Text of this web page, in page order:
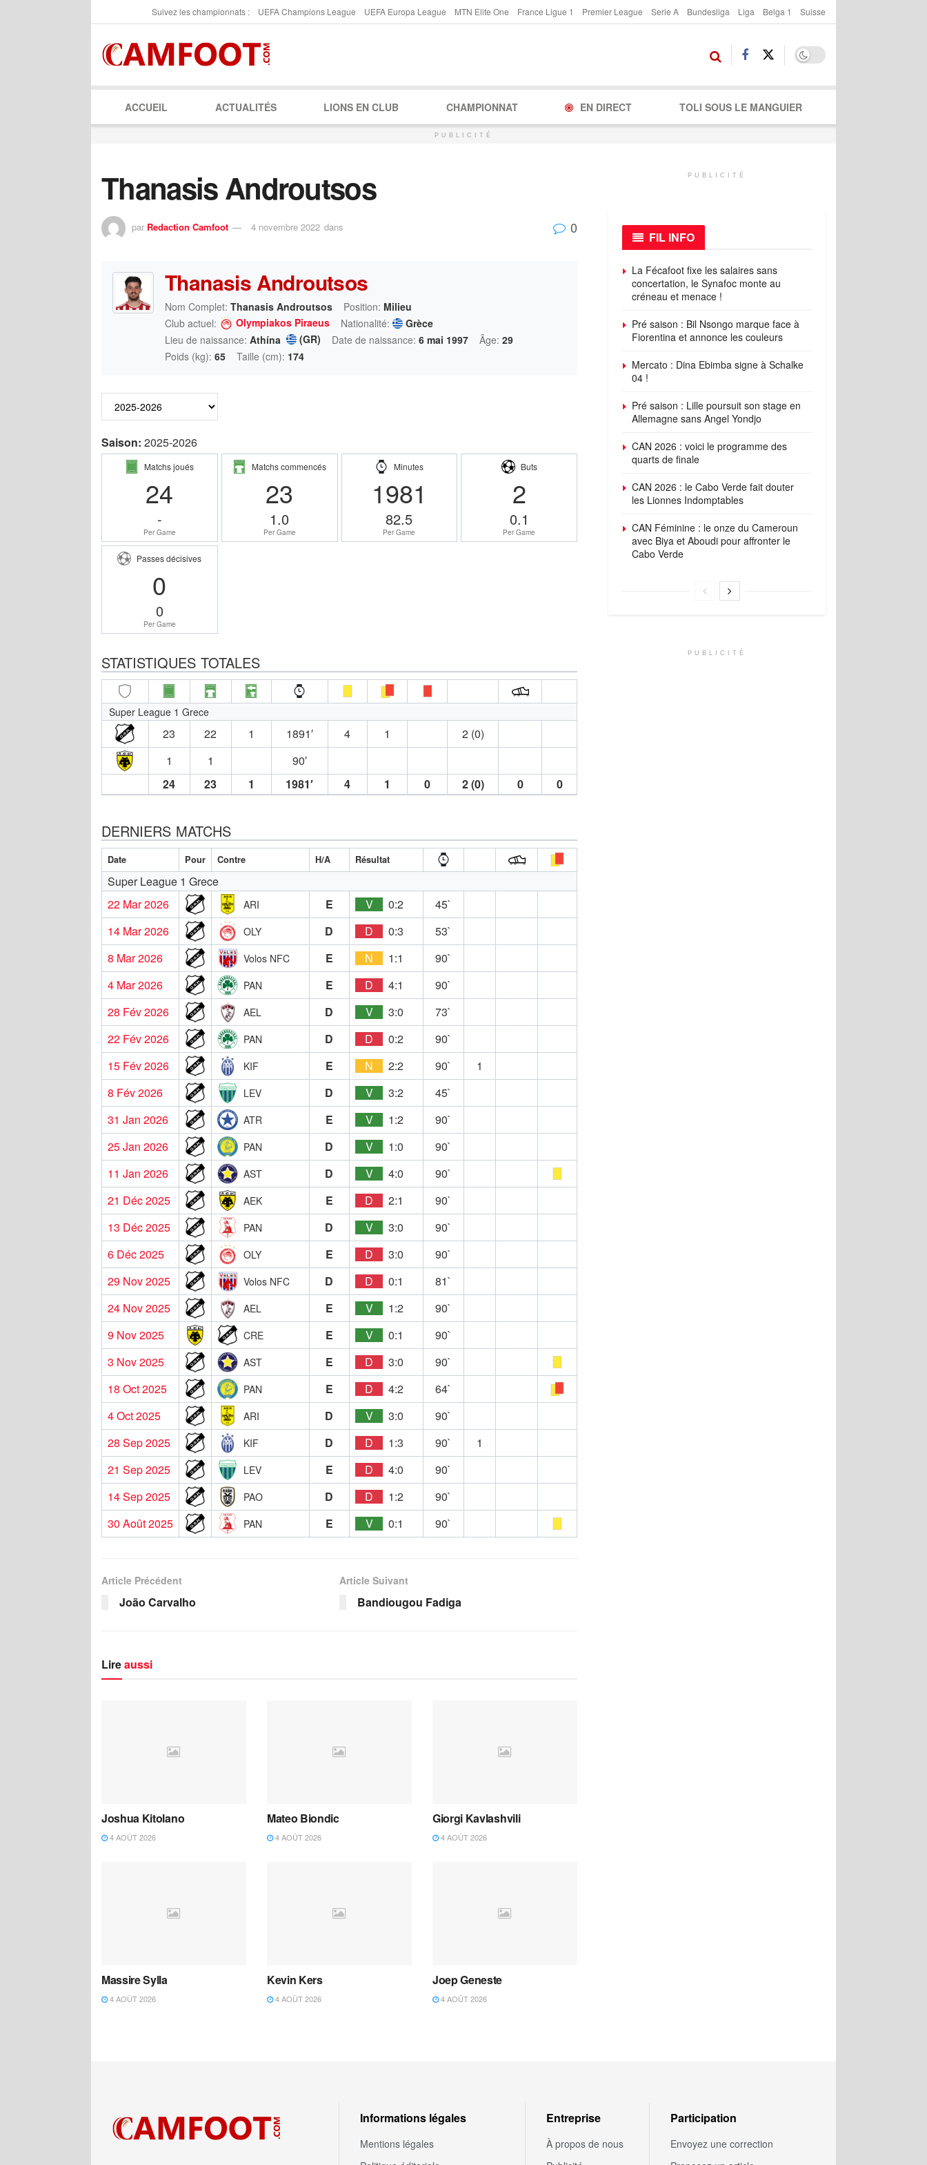
Suivez les championnats : UEFA Champions League UEFA Europa League MTN Elite One France Ligue 1 Premier League Serie A Bundesliga Liga Belga 1 Suisse
ACCUEIL ACTUALITÉS LIONS EN CLUB CHAMPIONNAT EN DIRECT TOLI SOUS LE MANGUIER
PUBLICITÉ
Thanasis Androutsos
par Redaction Camfoot 4 novembre 2022 dans 0
Thanasis Androutsos
Nom Complet: Thanasis Androutsos Position: Milieu
Club actuel:
Olympiakos Piraeus Nationalité:
Grèce
Lieu de naissance: Athína (GR) Date de naissance: 6 mai 1997 Âge: 29
Poids (kg): 65 Taille (cm): 174
Saison: 2025-2026
Matchs joués
24
-
Per Game
Matchs commencés
23
1.0
Per Game
Minutes
1981
82.5
Per Game
Buts
2
0.1
Per Game
Passes décisives
0
0
Per Game
STATISTIQUES TOTALES
Super League 1 Grece
23 22 1 1891′ 4 1
2 (0)
1
1
90′
24
23 1 1981′ 4 1 0 2 (0) 0 0
DERNIERS MATCHS
Date Pour Contre H/A Résultat
Super League 1 Grece
22 Mar 2026
ARI E V 0:2
45`
14 Mar 2026
OLY D D 0:3
53`
8 Mar 2026
Volos NFC E N 1:1
90`
4 Mar 2026
PAN E D 4:1
90`
28 Fév 2026
AEL D V 3:0
73`
22 Fév 2026
PAN D D 0:2
90`
15 Fév 2026
KIF E N 2:2 90`
1
8 Fév 2026
LEV D V 3:2
45`
31 Jan 2026
ATR E V 1:2
90`
25 Jan 2026
PAN D V 1:0
90`
11 Jan 2026
AST D V 4:0
90`
21 Déc 2025
AEK E D 2:1
90`
13 Déc 2025
PAN D V 3:0
90`
6 Déc 2025
OLY E D 3:0
90`
29 Nov 2025
Volos NFC D D 0:1
81`
24 Nov 2025
AEL E V 1:2
90`
9 Nov 2025
CRE E V 0:1
90`
3 Nov 2025
AST E D 3:0
90`
18 Oct 2025
PAN E D 4:2
64`
4 Oct 2025
ARI D V 3:0
90`
28 Sep 2025
KIF D D 1:3 90`
1
21 Sep 2025
LEV E D 4:0
90`
14 Sep 2025
PAO D D 1:2
90`
30 Août 2025
PAN E V 0:1 90`
Article Précédent
João Carvalho
Article Suivant
Bandiougou Fadiga
Lireaussi
Joshua Kitolano
4 AOÛT 2026
Mateo Biondic
4 AOÛT 2026
Giorgi Kavlashvili
4 AOÛT 2026
Massire Sylla
4 AOÛT 2026
Kevin Kers
4 AOÛT 2026
Joep Geneste
4 AOÛT 2026
PUBLICITÉ
FIL INFO
La Fécafoot fixe les salaires sans
concertation, le Synafoc monte au
créneau et menace !
Pré saison : Bil Nsongo marque face à
Fiorentina et annonce les couleurs
Mercato : Dina Ebimba signe à Schalke
04 !
Pré saison : Lille poursuit son stage en
Allemagne sans Angel Yondjo
CAN 2026 : voici le programme des
quarts de finale
CAN 2026 : le Cabo Verde fait douter
les Lionnes Indomptables
CAN Féminine : le onze du Cameroun
avec Biya et Aboudi pour affronter le
Cabo Verde
PUBLICITÉ
Informations légales
Mentions légales
Entreprise
À propos de nous
Participation
Envoyez une correction